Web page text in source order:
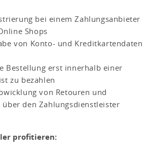
bei einem Zahlungsanbieter
Shops
von Konto- und Kreditkartendaten
Bestellung erst innerhalb einer
zu bezahlen
von Retouren und
über den Zahlungsdienstleister
profitieren: